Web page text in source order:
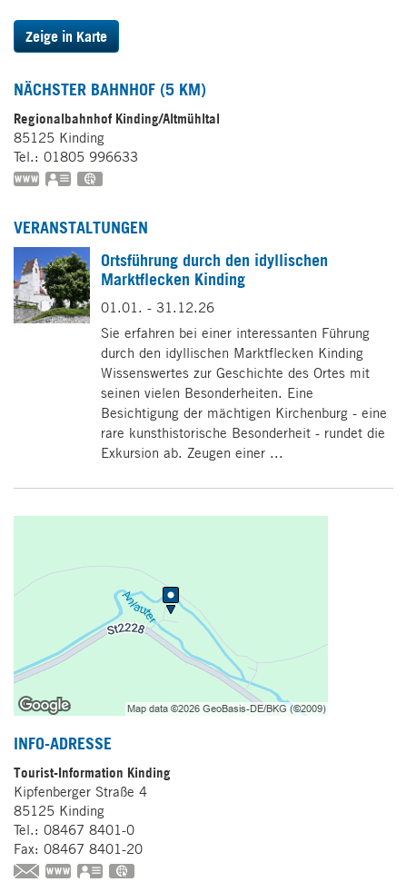
Zeige in Karte
NÄCHSTER BAHNHOF (5 KM)
Regionalbahnhof Kinding/Altmühltal
85125 Kinding
Tel.: 01805 996633
www.bahn.de
vCard
VERANSTALTUNGEN
Ortsführung durch den idyllischen
Marktflecken Kinding
01.01. - 31.12.26
Sie erfahren bei einer interessanten Führung
durch den idyllischen Marktflecken Kinding
Wissenswertes zur Geschichte des Ortes mit
seinen vielen Besonderheiten. Eine
Besichtigung der mächtigen Kirchenburg - eine
rare kunsthistorische Besonderheit - rundet die
Exkursion ab. Zeugen einer ...
INFO-ADRESSE
Tourist-Information Kinding
Kipfenberger Straße 4
85125 Kinding
Tel.: 08467 8401-0
Fax: 08467 8401-20
www.kinding.de
vCard